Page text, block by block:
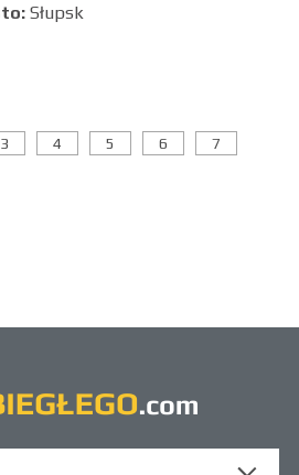
Słupsk
3 4 5 6
7